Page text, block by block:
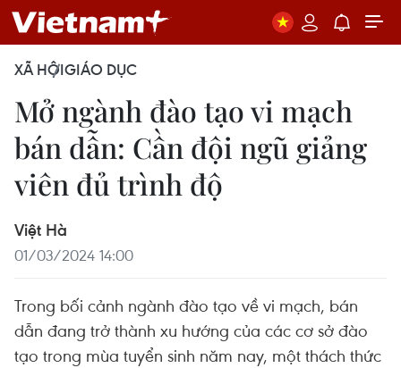
XÃ HỘIGIÁO DỤC
Mở ngành đào tạo vi mạch
bán dẫn: Cần đội ngũ giảng
viên đủ trình độ
Việt Hà
01/03/2024 14:00
Trong bối cảnh ngành đào tạo về vi mạch, bán
dẫn đang trở thành xu hướng của các cơ sở đào
tạo trong mùa tuyển sinh năm nay, một thách thức